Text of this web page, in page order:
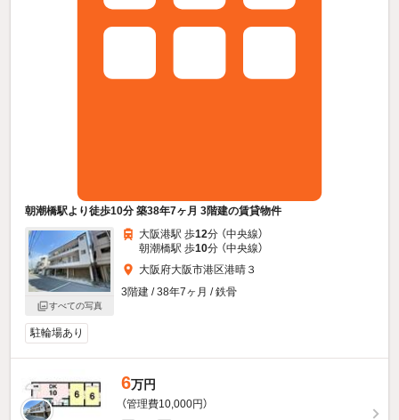
朝潮橋駅より徒歩10分 築38年7ヶ月 3階建の賃貸物件
すべての写真
大阪港駅 歩12分 （中央線）
朝潮橋駅 歩10分 （中央線）
大阪府大阪市港区港晴３
3階建 / 38年7ヶ月 / 鉄骨
駐輪場あり
6万円
（管理費10,000円）